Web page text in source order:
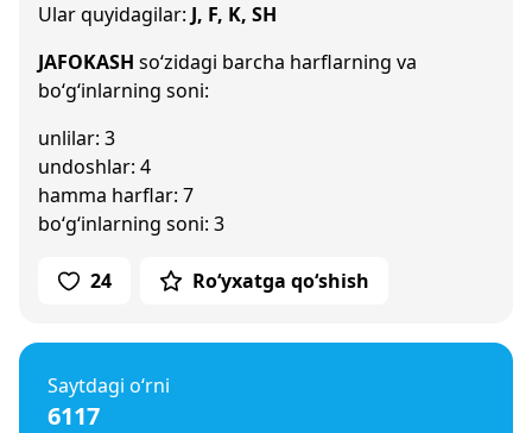
Ular quyidagilar: J, F, K, SH
JAFOKASH so‘zidagi barcha harflarning va
bo‘g‘inlarning soni:
unlilar: 3
undoshlar: 4
hamma harflar: 7
bo‘g‘inlarning soni: 3
24 Ro‘yxatga qo‘shish
Saytdagi o‘rni
6117